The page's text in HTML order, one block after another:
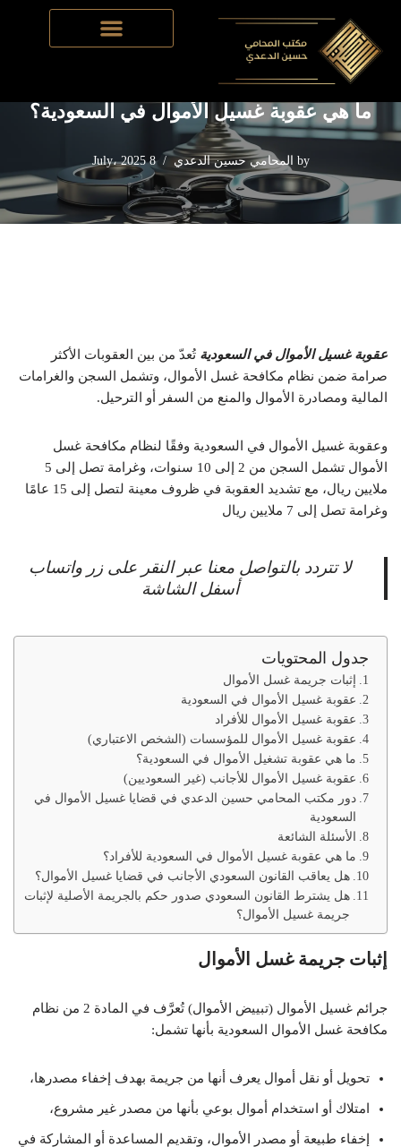
Skip
Home
-القانون الجنائي​-
ما هي عقوبة غسيل الأموال في السعودية؟
by المحامي حسين الدعدي 8 July، 2025
عقوبة غسيل الأموال في السعودية تُعدّ من بين العقوبات الأكثر
صرامة ضمن نظام مكافحة غسل الأموال، وتشمل السجن والغرامات
المالية ومصادرة الأموال والمنع من السفر أو الترحيل.
وعقوبة غسيل الأموال في السعودية وفقًا لنظام مكافحة غسل
الأموال تشمل السجن من 2 إلى 10 سنوات، وغرامة تصل إلى 5
ملايين ريال، مع تشديد العقوبة في ظروف معينة لتصل إلى 15 عامًا
وغرامة تصل إلى 7 ملايين ريال
لا تتردد بالتواصل معنا عبر النقر على زر واتساب
أسفل الشاشة
جدول المحتويات
إثبات جريمة غسل الأموال
عقوبة غسيل الأموال في السعودية
عقوبة غسيل الأموال للأفراد
عقوبة غسيل الأموال للمؤسسات (الشخص الاعتباري)
ما هي عقوبة تشغيل الأموال في السعودية؟
عقوبة غسيل الأموال للأجانب (غير السعوديين)
دور مكتب المحامي حسين الدعدي في قضايا غسيل الأموال في
السعودية
الأسئلة الشائعة
ما هي عقوبة غسيل الأموال في السعودية للأفراد؟
هل يعاقب القانون السعودي الأجانب في قضايا غسيل الأموال؟
هل يشترط القانون السعودي صدور حكم بالجريمة الأصلية لإثبات
جريمة غسيل الأموال؟
إثبات جريمة غسل الأموال
جرائم غسيل الأموال (تبييض الأموال) تُعرَّف في المادة 2 من نظام
مكافحة غسل الأموال السعودية بأنها تشمل:
تحويل أو نقل أموال يعرف أنها من جريمة بهدف إخفاء مصدرها،
امتلاك أو استخدام أموال بوعي بأنها من مصدر غير مشروع،
إخفاء طبيعة أو مصدر الأموال، وتقديم المساعدة أو المشاركة في